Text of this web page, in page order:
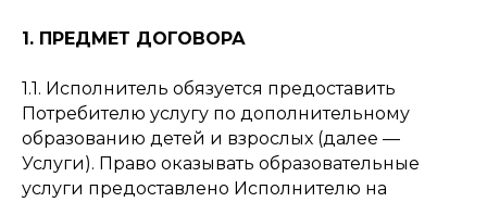
1. ПРЕДМЕТ ДОГОВОРА
1.1. Исполнитель обязуется предоставить
Потребителю услугу по дополнительному
образованию детей и взрослых (далее —
Услуги). Право оказывать образовательные
услуги предоставлено Исполнителю на